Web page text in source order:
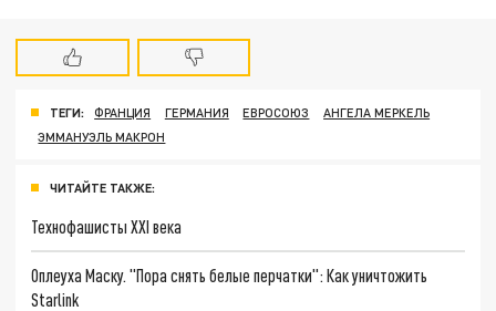
ТЕГИ: ФРАНЦИЯ ГЕРМАНИЯ ЕВРОСОЮЗ
АНГЕЛА МЕРКЕЛЬ
ЭММАНУЭЛЬ МАКРОН
ЧИТАЙТЕ ТАКЖЕ:
Технофашисты XXI века
Оплеуха Маску. "Пора снять белые перчатки": Как уничтожить
Starlink